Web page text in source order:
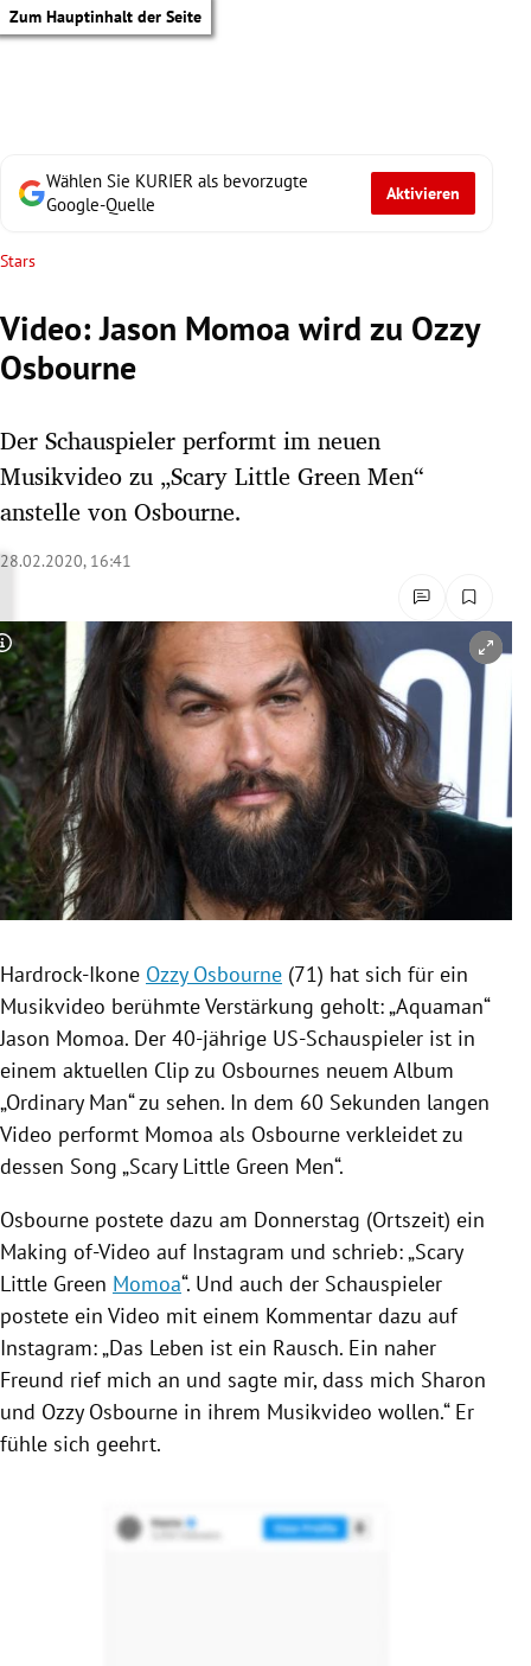
Zum Hauptinhalt der Seite
Untermenü
Untermenü
Untermenü
Untermenü
Untermenü
Untermenü
Untermenü
Untermenü
Wählen Sie KURIER als bevorzugte
Google-Quelle
Aktivieren
Stars
Video: Jason Momoa wird zu Ozzy
Osbourne
Der Schauspieler performt im neuen
Musikvideo zu „Scary Little Green Men“
anstelle von Osbourne.
28.02.2020, 16:41
Copyright-Hinweis öffnen/schließen
Hardrock-Ikone Ozzy Osbourne (71) hat sich für ein
Musikvideo berühmte Verstärkung geholt: „Aquaman“
Jason Momoa. Der 40-jährige US-Schauspieler ist in
einem aktuellen Clip zu Osbournes neuem Album
„Ordinary Man“ zu sehen. In dem 60 Sekunden langen
Video performt Momoa als Osbourne verkleidet zu
dessen Song „Scary Little Green Men“.
Osbourne postete dazu am Donnerstag (Ortszeit) ein
Making of-Video auf Instagram und schrieb: „Scary
Little Green Momoa“. Und auch der Schauspieler
postete ein Video mit einem Kommentar dazu auf
Instagram: „Das Leben ist ein Rausch. Ein naher
Freund rief mich an und sagte mir, dass mich Sharon
und Ozzy Osbourne in ihrem Musikvideo wollen.“ Er
fühle sich geehrt.